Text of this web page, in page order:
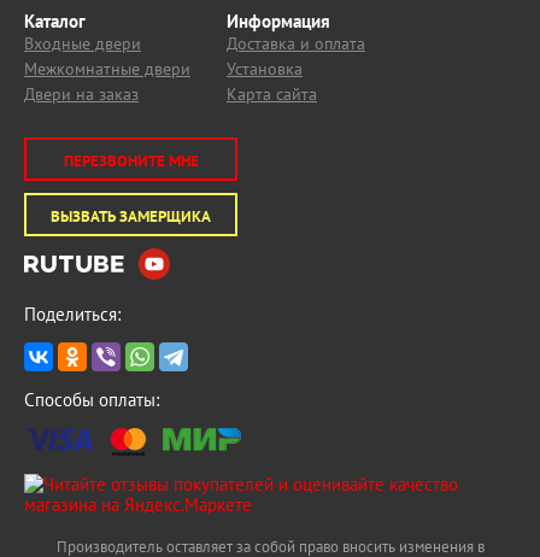
Каталог
Входные двери
Межкомнатные двери
Двери на заказ
Информация
Доставка и оплата
Установка
Карта сайта
ПЕРЕЗВОНИТЕ МНЕ
ВЫЗВАТЬ ЗАМЕРЩИКА
Поделиться:
Способы оплаты:
Производитель оставляет за собой право вносить изменения в